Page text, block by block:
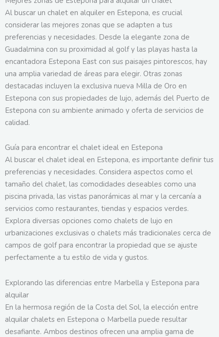
Al buscar un chalet en alquiler en Estepona, es crucial
considerar las mejores zonas que se adapten a tus
preferencias y necesidades. Desde la elegante zona de
Guadalmina con su proximidad al golf y las playas hasta la
encantadora Estepona East con sus paisajes pintorescos, hay
una amplia variedad de áreas para elegir. Otras zonas
destacadas incluyen la exclusiva nueva Milla de Oro en
Estepona con sus propiedades de lujo, además del Puerto de
Estepona con su ambiente animado y oferta de servicios de
calidad.
Guía para encontrar el chalet ideal en Estepona
Al buscar el chalet ideal en Estepona, es importante definir tus
preferencias y necesidades. Considera aspectos como el
tamaño del chalet, las comodidades deseables como una
piscina privada, las vistas panorámicas al mar y la cercanía a
servicios como restaurantes, tiendas y espacios verdes.
Explora diversas opciones como chalets de lujo en
urbanizaciones exclusivas o chalets más tradicionales cerca de
campos de golf para encontrar la propiedad que se ajuste
perfectamente a tu estilo de vida y gustos.
Explorando las diferencias entre Marbella y Estepona para
alquilar
En la hermosa región de la Costa del Sol, la elección entre
alquilar chalets en Estepona o Marbella puede resultar
desafiante. Ambos destinos ofrecen una amplia gama de